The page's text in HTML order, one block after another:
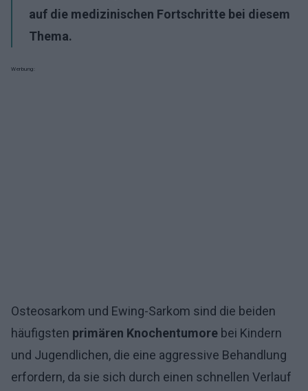
auf die medizinischen Fortschritte bei diesem
Thema.
Werbung:
Osteosarkom und Ewing-Sarkom sind die beiden
häufigsten primären Knochentumore bei Kindern
und Jugendlichen, die eine aggressive Behandlung
erfordern, da sie sich durch einen schnellen Verlauf